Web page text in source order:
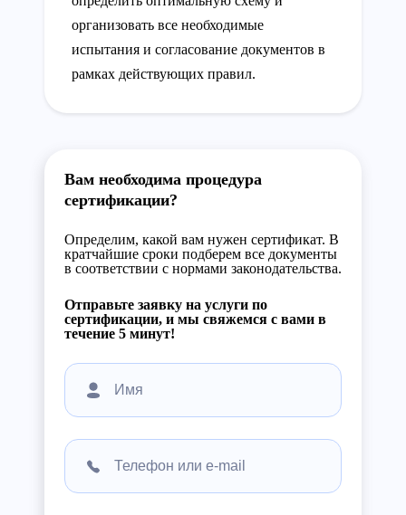
организовать все необходимые
испытания и согласование документов в
рамках действующих правил.
Вам необходима процедура
сертификации?
Определим, какой вам нужен сертификат. В
кратчайшие сроки подберем все документы
в соответствии с нормами законодательства.
Отправьте заявку на услуги по
сертификации, и мы свяжемся с вами в
течение 5 минут!